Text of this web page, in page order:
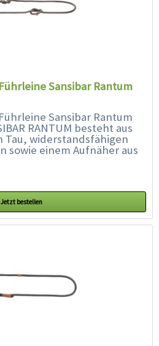
Sansibar Rantum
Sansibar Rantum
RANTUM besteht aus
widerstandsfähigen
sowie einem Aufnäher aus
Logo der legendären...
Jetzt bestellen